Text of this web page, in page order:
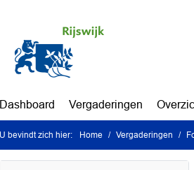
Dashboard Vergaderingen
U bevindt zich hier: Home Vergaderingen